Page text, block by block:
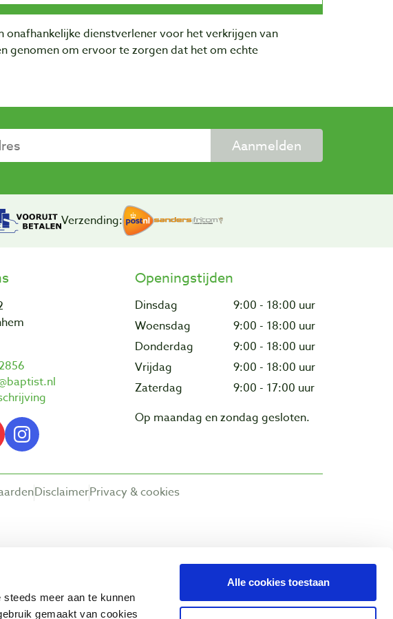
meer aan te kunnen
gemaakt van cookies
Alle cookies toestaan
onafhankelijke dienstverlener voor het verkrijgen van
genomen om ervoor te zorgen dat het om echte
Aanmelden
Verzending:
Openingstijden
Dinsdag
9:00 - 18:00 uur
Woensdag
9:00 - 18:00 uur
Donderdag
9:00 - 18:00 uur
Vrijdag
9:00 - 18:00 uur
Zaterdag
9:00 - 17:00 uur
Op maandag en zondag gesloten.
DisclaimerPrivacy & cookies